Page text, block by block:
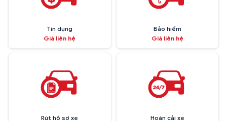
Tín dụng
Giá liên hệ
Bảo hiểm
Giá liên hệ
Rút hồ sơ xe
Hoán cải xe